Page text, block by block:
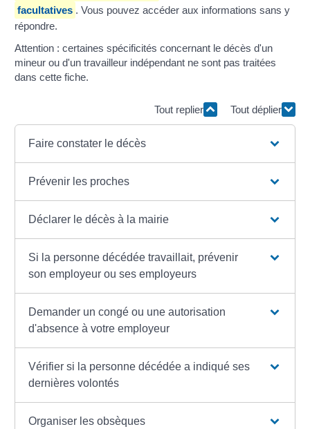
facultatives . Vous pouvez accéder aux informations sans y
répondre.
Attention : certaines spécificités concernant le décès d'un
mineur ou d'un travailleur indépendant ne sont pas traitées
dans cette fiche.
Tout replier Tout déplier
Faire constater le décès
Prévenir les proches
Déclarer le décès à la mairie
Si la personne décédée travaillait, prévenir
son employeur ou ses employeurs
Demander un congé ou une autorisation
d'absence à votre employeur
Vérifier si la personne décédée a indiqué ses
dernières volontés
Organiser les obsèques